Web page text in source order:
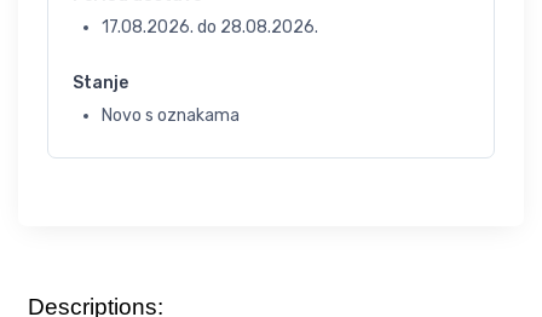
17.08.2026. do 28.08.2026.
Stanje
Novo s oznakama